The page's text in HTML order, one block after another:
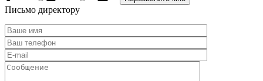
Письмо директору